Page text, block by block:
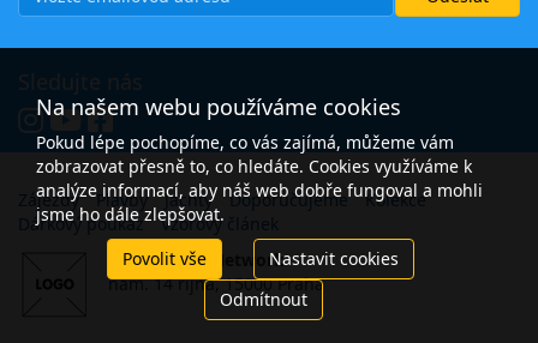
Zájezdy Plavby Jachty Doporučujeme
Kolekce
Dárkový poukaz
Vzorový článek
Open Travel Network
nám. 14 října, 15000 Praha
Na našem webu používáme cookies
Pokud lépe pochopíme, co vás zajímá, můžeme vám
zobrazovat přesně to, co hledáte. Cookies využíváme k
analýze informací, aby náš web dobře fungoval a mohli
jsme ho dále zlepšovat.
Povolit vše
Nastavit cookies
Odmítnout